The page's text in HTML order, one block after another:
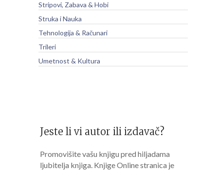
Stripovi, Zabava & Hobi
Struka i Nauka
Tehnologija & Računari
Trileri
Umetnost & Kultura
Jeste li vi autor ili izdavač?
Promovišite vašu knjigu pred hiljadama
ljubitelja knjiga. Knjige Online stranica je